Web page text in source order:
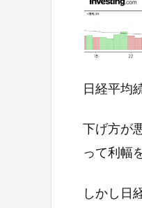
日経平均
下げ方が
って利幅
しかし日